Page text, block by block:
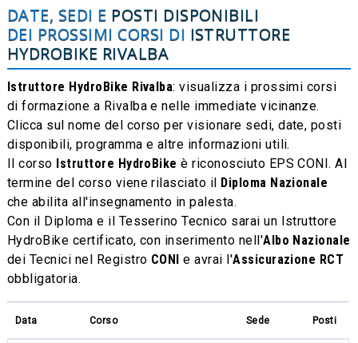
DATE, SEDI E POSTI DISPONIBILI
DEI PROSSIMI CORSI DI ISTRUTTORE
HYDROBIKE RIVALBA
Istruttore HydroBike Rivalba: visualizza i prossimi corsi
di formazione a Rivalba e nelle immediate vicinanze.
Clicca sul nome del corso per visionare sedi, date, posti
disponibili, programma e altre informazioni utili.
Il corso Istruttore HydroBike è riconosciuto EPS CONI. Al
termine del corso viene rilasciato il Diploma Nazionale
che abilita all'insegnamento in palesta.
Con il Diploma e il Tesserino Tecnico sarai un Istruttore
HydroBike certificato, con inserimento nell'Albo Nazionale
dei Tecnici nel Registro CONI e avrai l'Assicurazione RCT
obbligatoria.
Data Corso Sede Posti